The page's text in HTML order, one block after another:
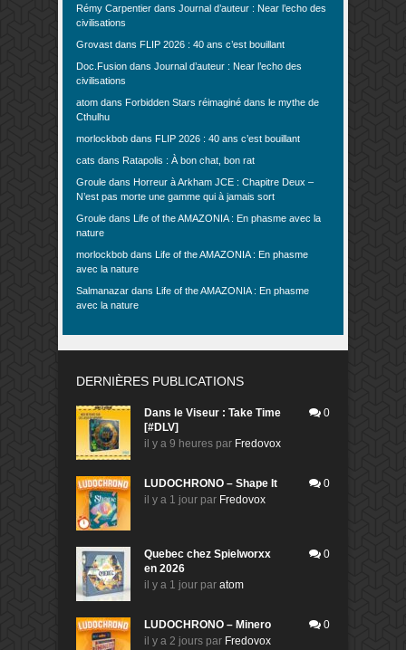
Rémy Carpentier dans Journal d’auteur : Near l’echo des
civilisations
Grovast dans FLIP 2026 : 40 ans c’est bouillant
Doc.Fusion dans Journal d’auteur : Near l’echo des
civilisations
atom dans Forbidden Stars réimaginé dans le mythe de
Cthulhu
morlockbob dans FLIP 2026 : 40 ans c’est bouillant
cats dans Ratapolis : À bon chat, bon rat
Groule dans Horreur à Arkham JCE : Chapitre Deux –
N’est pas morte une gamme qui à jamais sort
Groule dans Life of the AMAZONIA : En phasme avec la
nature
morlockbob dans Life of the AMAZONIA : En phasme
avec la nature
Salmanazar dans Life of the AMAZONIA : En phasme
avec la nature
DERNIÈRES PUBLICATIONS
Dans le Viseur : Take Time
[#DLV]
il y a 9 heures par Fredovox
0
LUDOCHRONO – Shape It
il y a 1 jour par Fredovox
0
Quebec chez Spielworxx
en 2026
il y a 1 jour par atom
0
LUDOCHRONO – Minero
il y a 2 jours par Fredovox
0